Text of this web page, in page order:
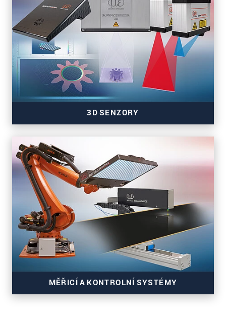
Senzory barvy, náklonu, přítomnosti a teploty
3D SENZORY
3D senzory pro přesné inline měření
MĚŘICÍ A KONTROLNÍ SYSTÉMY